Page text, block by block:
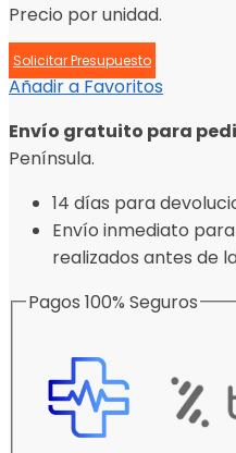
Precio por unidad.
Solicitar Presupuesto
Añadir a Favoritos
Envío gratuito para
Península.
14 días para
Envío inmediato
realizados antes de
Pagos 100% Seguros